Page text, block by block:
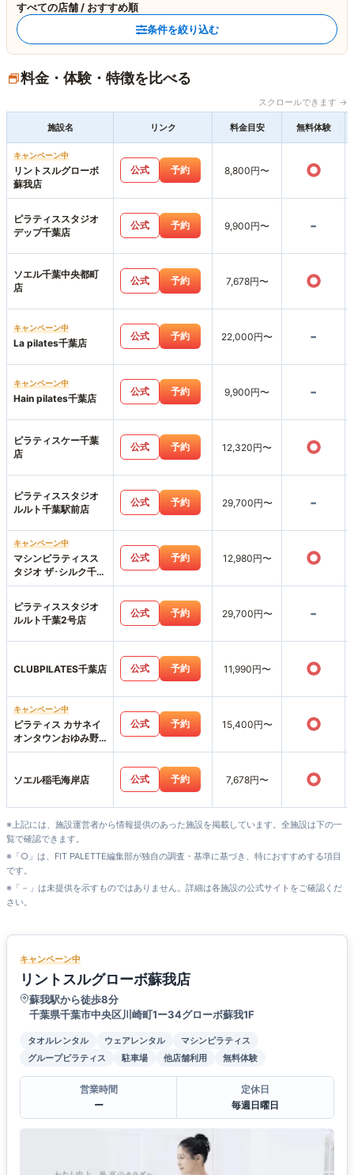
すべての店舗 / おすすめ順
条件を絞り込む
料金・体験・特徴を比べる
スクロールできます →
施設名 リンク 料金目安 無料体験
キャンペーン中
リントスルグローボ
蘇我店
公式 予約 8,800円〜 ○
ピラティススタジオ
デップ千葉店
公式 予約 9,900円〜 -
ソエル千葉中央都町
店
公式 予約 7,678円〜 ○
キャンペーン中
La pilates千葉店
公式 予約 22,000円〜 -
キャンペーン中
Hain pilates千葉店
公式 予約 9,900円〜 -
ピラティスケー千葉
店
公式 予約 12,320円〜 ○
ピラティススタジオ
ルルト千葉駅前店
公式 予約 29,700円〜 -
キャンペーン中
マシンピラティスス
タジオ ザ･シルク千葉
店
公式 予約 12,980円〜 ○
ピラティススタジオ
ルルト千葉2号店
公式 予約 29,700円〜 -
CLUBPILATES千葉店 公式 予約 11,990円〜 ○
キャンペーン中
ピラティス カサネイ
オンタウンおゆみ野
店
公式 予約 15,400円〜 ○
ソエル稲毛海岸店 公式 予約 7,678円〜 ○
※上記には、施設運営者から情報提供のあった施設を掲載しています。全施設は下の一
覧で確認できます。
※「○」は、FIT PALETTE編集部が独自の調査・基準に基づき、特におすすめする項目
です。
※「－」は未提供を示すものではありません。詳細は各施設の公式サイトをご確認くだ
さい。
キャンペーン中
リントスルグローボ蘇我店
蘇我駅から徒歩8分
千葉県千葉市中央区川崎町1ー34グローボ蘇我1F
タオルレンタル ウェアレンタル
マシンピラティス
グループピラティス
駐車場 他店舗利用 無料体験
営業時間
ー
定休日
毎週日曜日